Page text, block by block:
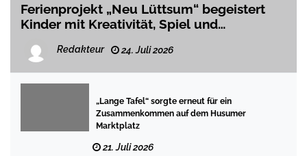
Ferienprojekt „Neu Lüttsum“ begeistert
Kinder mit Kreativität, Spiel und
Redakteur 24. Juli 2026
„Lange Tafel“ sorgte erneut für ein
Zusammenkommen auf dem Husumer
Marktplatz
21. Juli 2026